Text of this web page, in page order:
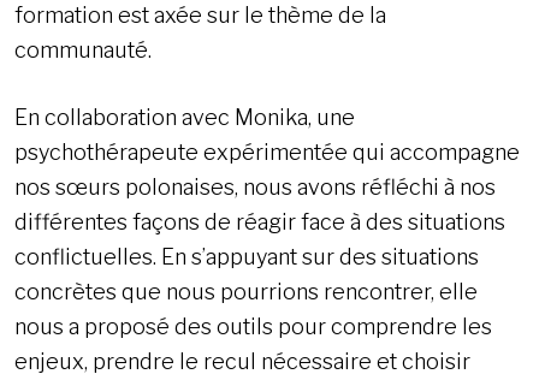
formation est axée sur le thème de la
communauté.
En collaboration avec Monika, une
psychothérapeute expérimentée qui accompagne
nos sœurs polonaises, nous avons réfléchi à nos
différentes façons de réagir face à des situations
conflictuelles. En s’appuyant sur des situations
concrètes que nous pourrions rencontrer, elle
nous a proposé des outils pour comprendre les
enjeux, prendre le recul nécessaire et choisir